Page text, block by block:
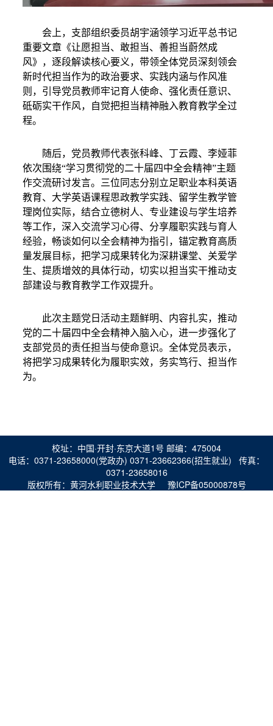
会上，支部组织委员胡宇涵领学习近平总书记
重要文章《让愿担当、敢担当、善担当蔚然成
风》，逐段解读核心要义，带领全体党员深刻领会
新时代担当作为的政治要求、实践内涵与作风准
则，引导党员教师牢记育人使命、强化责任意识、
砥砺实干作风，自觉把担当精神融入教育教学全过
程。
随后，党员教师代表张科峰、丁云霞、李娅菲
依次围绕“学习贯彻党的二十届四中全会精神”主题
作交流研讨发言。三位同志分别 立足职业本科英语
教育、大学英语课程思政教学实践、留学生教学管
理岗位实际，结合立德树人、专业建设与学生培养
等工作，深入交流学习心得、分享履职实践与育人
经验，畅谈如何以全会精神为指引，锚定教育高质
量发展目标，把学习成果转化为深耕课堂、关爱学
生、提质增效的具体行动，切实以担当实干推动支
部建设与教育教学工作双提升。
此次主题党日活动主题鲜明、内容扎实，推动
党的二十届四中全会精神入脑入心，进一步强化了
支部党员的责任担当与使命意识。全体党员表示，
将把学习成果转化为履职实效，务实笃行、担当作
为。
校址：中国·开封·东京大道1号 邮编：475004
电话：0371-23658000(党政办) 0371-23662366(招生就业) 传真：
0371-23658016
版权所有：黄河水利职业技术大学 豫ICP备05000878号